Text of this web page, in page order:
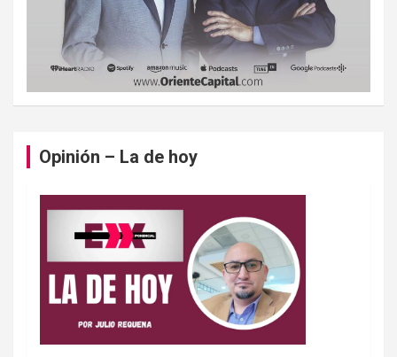
Opinión – La de hoy